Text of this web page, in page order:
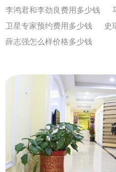
李鸿君和李劲良费用多少钱
卫星专家预约费用多少钱
史
薛志强怎么样价格多少钱